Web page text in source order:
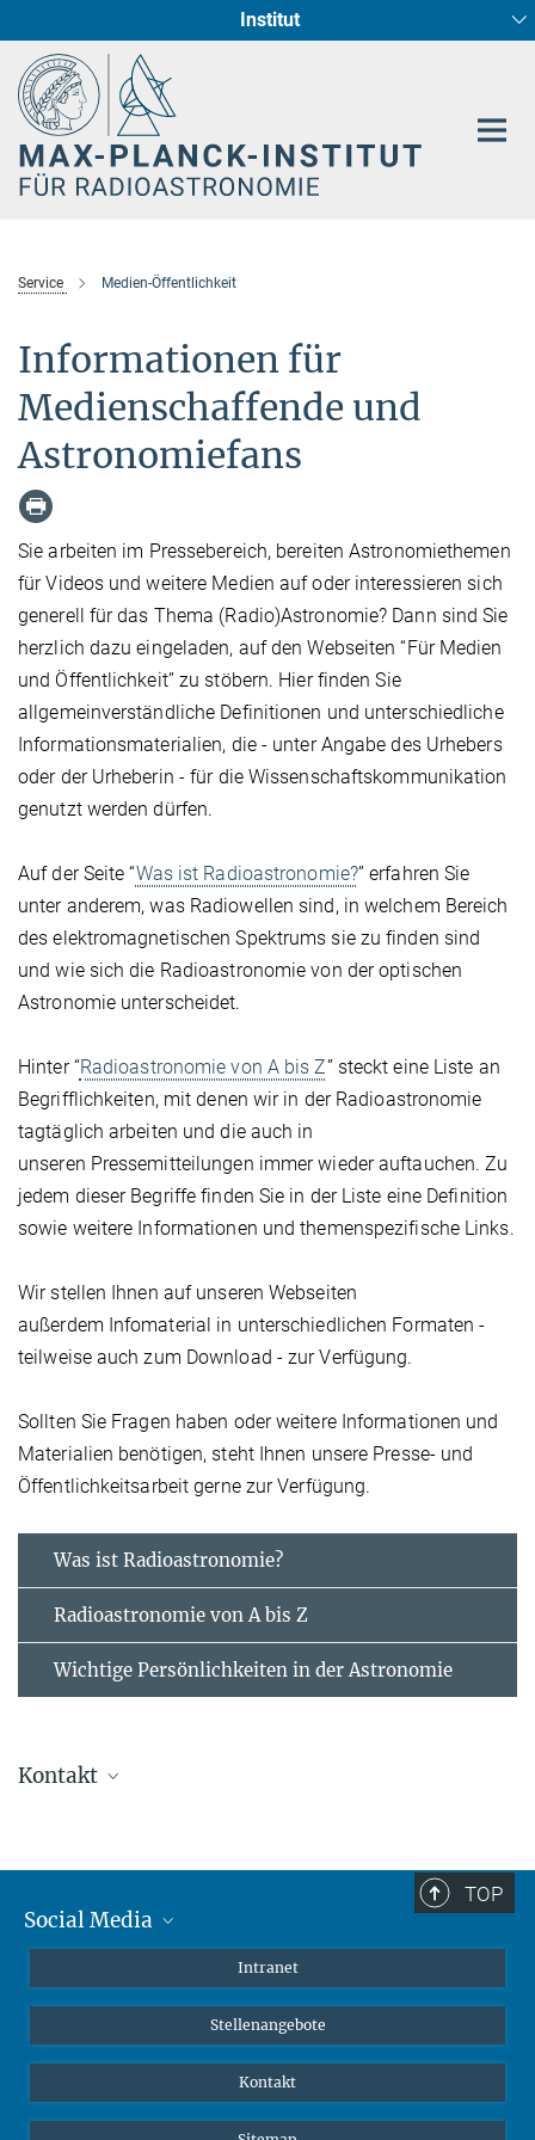
Institut
Radioastronomische Fundamentalphysik
Sternentstehung und Galaxienentwicklung
Service Medien-Öffentlichkeit
Informationen für
Medienschaffende und
Astronomiefans
Sie arbeiten im Pressebereich, bereiten Astronomiethemen
für Videos und weitere Medien auf oder interessieren sich
generell für das Thema (Radio)Astronomie? Dann sind Sie
herzlich dazu eingeladen, auf den Webseiten “Für Medien
und Öffentlichkeit” zu stöbern. Hier finden Sie
allgemeinverständliche Definitionen und unterschiedliche
Informationsmaterialien, die - unter Angabe des Urhebers
oder der Urheberin - für die Wissenschaftskommunikation
genutzt werden dürfen.
Auf der Seite “Was ist Radioastronomie?” erfahren Sie
unter anderem, was Radiowellen sind, in welchem Bereich
des elektromagnetischen Spektrums sie zu finden sind
und wie sich die Radioastronomie von der optischen
Astronomie unterscheidet.
Hinter “Radioastronomie von A bis Z” steckt eine Liste an
Begrifflichkeiten, mit denen wir in der Radioastronomie
tagtäglich arbeiten und die auch in
unseren Pressemitteilungen immer wieder auftauchen. Zu
jedem dieser Begriffe finden Sie in der Liste eine Definition
sowie weitere Informationen und themenspezifische Links.
Wir stellen Ihnen auf unseren Webseiten
außerdem Infomaterial in unterschiedlichen Formaten -
teilweise auch zum Download - zur Verfügung.
Sollten Sie Fragen haben oder weitere Informationen und
Materialien benötigen, steht Ihnen unsere Presse- und
Öffentlichkeitsarbeit gerne zur Verfügung.
Was ist Radioastronomie?
Radioastronomie von A bis Z
Wichtige Persönlichkeiten in der Astronomie
Kontakt
Ekaterina Moerova
+49 (0)228-525-505
emoerova@...
Öffentlichkeitsreferentin
TOP
Social Media
LinkedIn
Intranet
Stellenangebote
Kontakt